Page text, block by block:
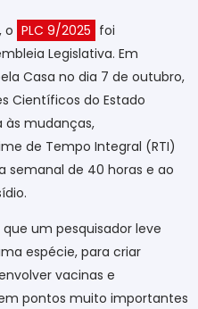
o PLC 9/2025 foi
Legislativa. Em
Casa no dia 7 de outubro,
Científicos do Estado
às mudanças,
de Tempo Integral (RTI)
semanal de 40 horas e ao
um pesquisador leve
espécie, para criar
vacinas e
pontos muito importantes